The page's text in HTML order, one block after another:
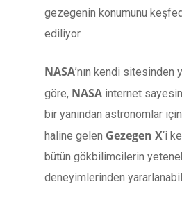
gezegenin konumunu
ediliyor.
NASA’nın kendi sitesinden
göre, NASA internet
bir yanından astronomlar
haline gelen Gezegen X‘i
bütün gökbilimcilerin
deneyimlerinden